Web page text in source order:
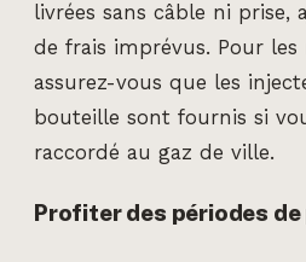
livrées sans câble ni
de frais imprévus. Pour les
assurez-vous que les
bouteille sont fournis si
raccordé au gaz de ville.
Profiter des périodes